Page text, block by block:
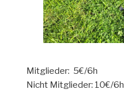
Mitglieder: 5€/6h
Nicht Mitglieder: 10€/6h